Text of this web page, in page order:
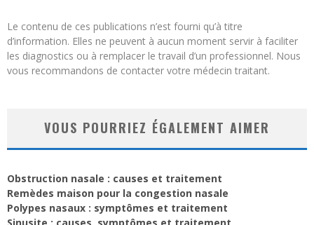
Le contenu de ces publications n’est fourni qu’à titre
d’information. Elles ne peuvent à aucun moment servir à faciliter
les diagnostics ou à remplacer le travail d’un professionnel. Nous
vous recommandons de contacter votre médecin traitant.
VOUS POURRIEZ ÉGALEMENT AIMER
Obstruction nasale : causes et traitement
Remèdes maison pour la congestion nasale
Polypes nasaux : symptômes et traitement